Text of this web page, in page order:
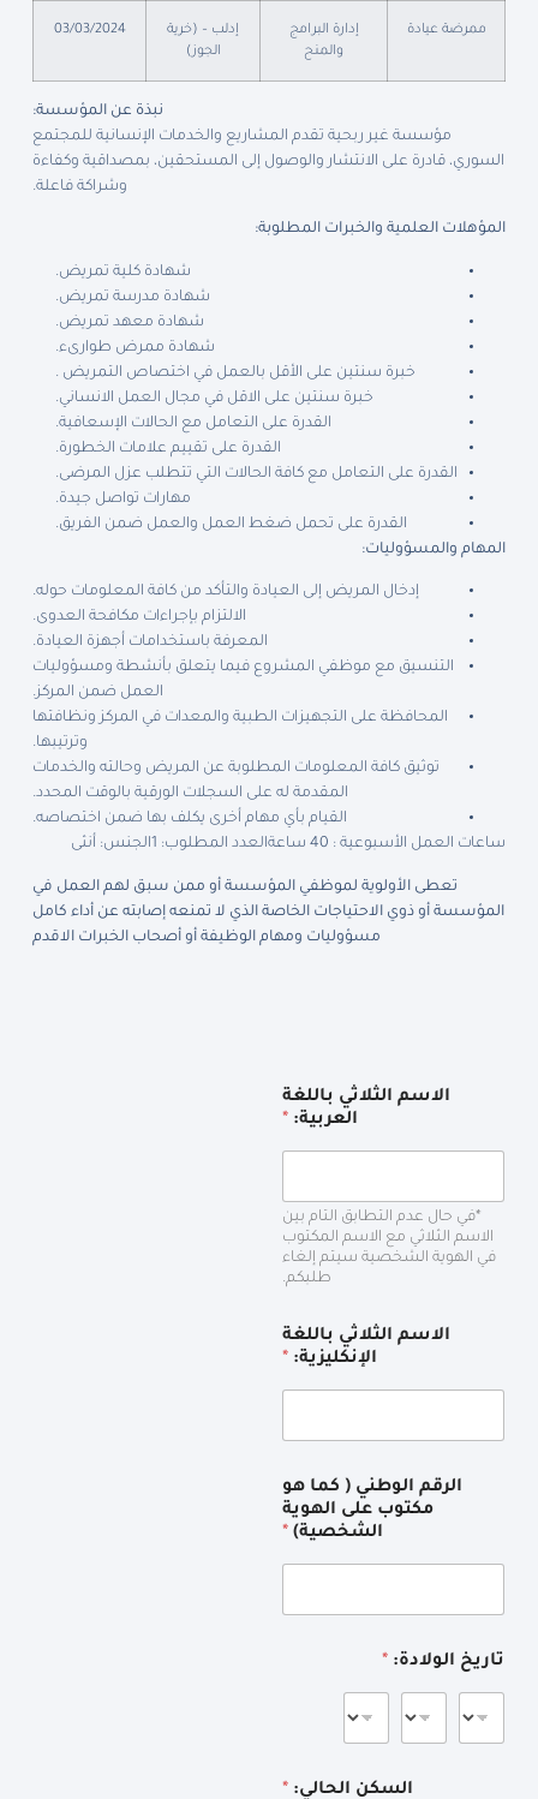
ممرضة عيادة
إدارة البرامج
والمنح
إدلب – (خرية
الجوز)
03/03/2024
نبذة عن المؤسسة:
مؤسسة غير ربحية تقدم المشاريع والخدمات الإنسانية للمجتمع
السوري، قادرة على الانتشار والوصول إلى المستحقين، بمصداقية وكفاءة
وشراكة فاعلة.
المؤهلات العلمية والخبرات المطلوبة:
شهادة كلية تمريض.
شهادة مدرسة تمريض.
شهادة معهد تمريض.
شهادة ممرض طوارىء.
خبرة سنتين على الأقل بالعمل في اختصاص التمريض .
خبرة سنتين على الاقل في مجال العمل الانساني.
القدرة على التعامل مع الحالات الإسعافية.
القدرة على تقييم علامات الخطورة.
القدرة على التعامل مع كافة الحالات التي تتطلب عزل المرضى.
مهارات تواصل جيدة.
القدرة على تحمل ضغط العمل والعمل ضمن الفريق.
المهام والمسؤوليات:
إدخال المريض إلى العيادة والتأكد من كافة المعلومات حوله.
الالتزام بإجراءات مكافحة العدوى.
المعرفة باستخدامات أجهزة العيادة.
التنسيق مع موظفي المشروع فيما يتعلق بأنشطة ومسؤوليات
العمل ضمن المركز.
المحافظة على التجهيزات الطبية والمعدات في المركز ونظافتها
وترتيبها.
توثيق كافة المعلومات المطلوبة عن المريض وحالته والخدمات
المقدمة له على السجلات الورقية بالوقت المحدد.
القيام بأي مهام أخرى يكلف بها ضمن اختصاصه.
ساعات العمل الأسبوعية : 40 ساعة
العدد المطلوب: 1 الجنس: أنثى
تعطى الأولوية لموظفي المؤسسة أو ممن سبق لهم العمل في
المؤسسة أو ذوي الاحتياجات الخاصة الذي لا تمنعه إصابته عن أداء كامل
مسؤوليات ومهام الوظيفة أو أصحاب الخبرات الاقدم
الاسم الثلاثي باللغة
العربية: *
*في حال عدم التطابق التام بين
الاسم الثلاثي مع الاسم المكتوب
في الهوية الشخصية سيتم إلغاء
طلبكم.
الاسم الثلاثي باللغة
الإنكليزية: *
الرقم الوطني ( كما هو
مكتوب على الهوية
الشخصية) *
تاريخ الولادة: *
السكن الحالي: *